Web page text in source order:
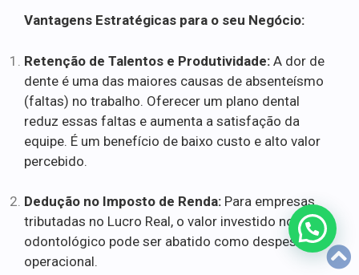
Vantagens Estratégicas para o seu Negócio:
Retenção de Talentos e Produtividade: A dor de
dente é uma das maiores causas de absenteísmo
(faltas) no trabalho. Oferecer um plano dental
reduz essas faltas e aumenta a satisfação da
equipe. É um benefício de baixo custo e alto valor
percebido.
Dedução no Imposto de Renda: Para empresas
tributadas no Lucro Real, o valor investido no plano
odontológico pode ser abatido como despesa
operacional.